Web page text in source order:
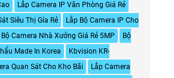
Lắp Camera IP Văn Phòng Giá Rẻ
Siêu Thị Gía Rẻ
Lắp Bộ Camera IP Cho
Camera Nhà Xưởng Giá Rẻ 5MP
Bộ
Made In Korea
Kbvision KR-
Quan Sát Cho Kho Bãi
Lắp Camera